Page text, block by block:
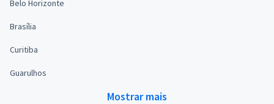
Belo Horizonte
Brasília
Curitiba
Guarulhos
Mostrar mais